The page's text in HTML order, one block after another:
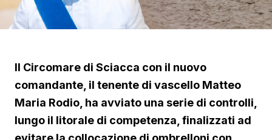
Il Circomare di Sciacca con il nuovo
comandante, il tenente di vascello Matteo
Maria Rodio, ha avviato una serie di controlli,
lungo il litorale di competenza, finalizzati ad